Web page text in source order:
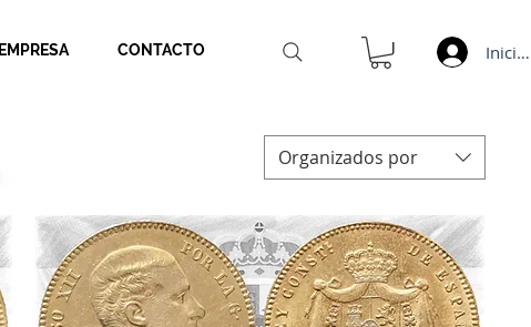
EMPRESA CONTACTO
Organizados por